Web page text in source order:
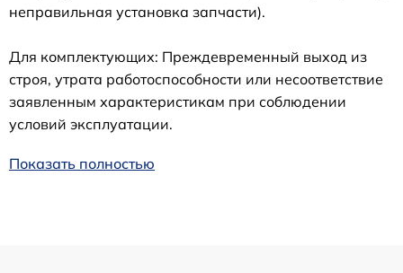
неправильная установка запчасти).
Для комплектующих: Преждевременный выход из
строя, утрата работоспособности или несоответствие
заявленным характеристикам при соблюдении
условий эксплуатации.
Показать полностью